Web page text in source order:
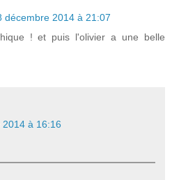
décembre 2014 à 21:07
! et puis l'olivier a une belle
à 16:16